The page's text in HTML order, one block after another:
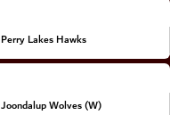
Perry Lakes Hawks
Joondalup Wolves (W)